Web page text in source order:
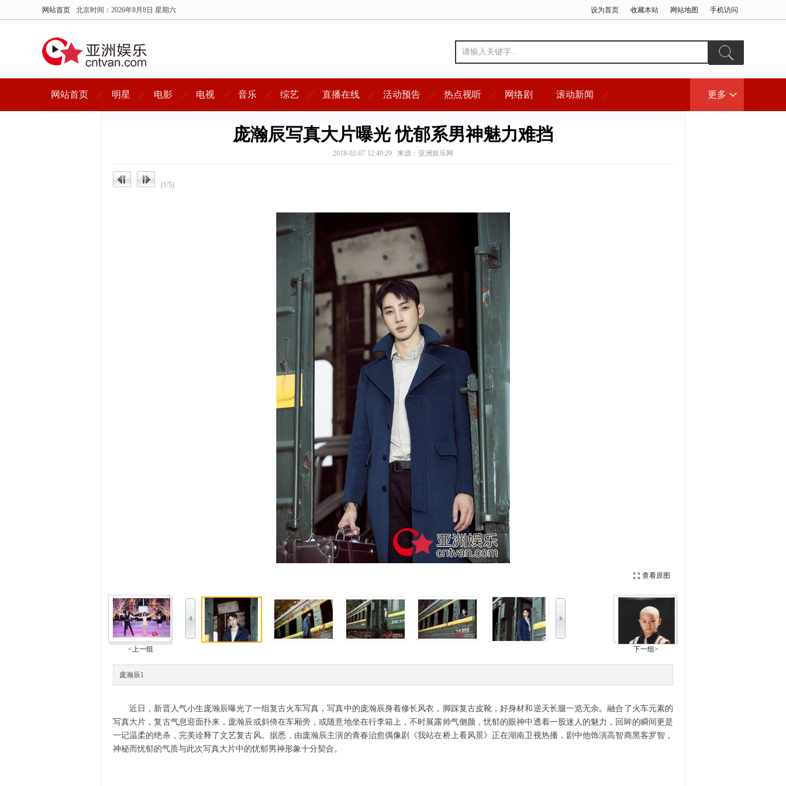
网站首页 北京时间： 2026年8月8日 星期六 设为首页 收藏本站 网站地图 手机访问
网站首页 明星 电影 电视 音乐 综艺 直播在线 活动预告 热点视听 网络剧 滚动新闻 更多
庞瀚辰写真大片曝光 忧郁系男神魅力难挡
2018-02-07 12:40:29 来源：亚洲娱乐网
(1/5)
查看原图
<上一组 下一组>
庞瀚辰1
近日，新晋人气小生庞瀚辰曝光了一组复古火车写真，写真中的庞瀚辰身着修长风衣，脚踩复古皮靴，好身材和逆天长腿一览无余。融合了火车元素的
写真大片，复古气息迎面扑来，庞瀚辰或斜倚在车厢旁，或随意地坐在行李箱上，不时展露帅气侧颜，忧郁的眼神中透着一股迷人的魅力，回眸的瞬间更是
一记温柔的绝杀，完美诠释了文艺复古风。据悉，由庞瀚辰主演的青春治愈偶像剧《我站在桥上看风景》正在湖南卫视热播，剧中他饰演高智商黑客罗智，
神秘而忧郁的气质与此次写真大片中的忧郁男神形象十分契合。